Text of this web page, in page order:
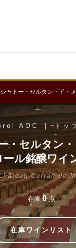
シャトー・セルタン・ド・
AOC ｜ トッ
・セルタン
ル銘醸ワイ
Certan de
在庫0点
在庫ワインリスト